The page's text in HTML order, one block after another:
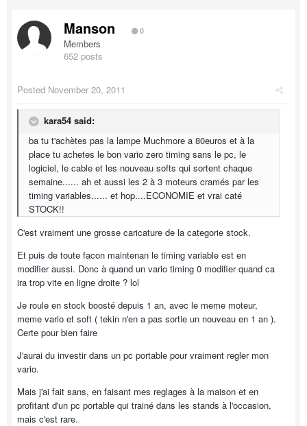
Manson 0
Members
652 posts
Posted November 20, 2011
kara54 said:
ba tu t'achètes pas la lampe Muchmore a 80euros et à la
place tu achetes le bon vario zero timing sans le pc, le
logiciel, le cable et les nouveau softs qui sortent chaque
semaine...... ah et aussi les 2 à 3 moteurs cramés par les
timing variables...... et hop....ECONOMIE et vrai caté
STOCK!!
C'est vraiment une grosse caricature de la categorie stock.
Et puis de toute facon maintenan le timing variable est en
modifier aussi. Donc à quand un vario timing 0 modifier quand ca
ira trop vite en ligne droite ? lol
Je roule en stock boosté depuis 1 an, avec le meme moteur,
meme vario et soft ( tekin n'en a pas sortie un nouveau en 1 an ).
Certe pour bien faire
J'aurai du investir dans un pc portable pour vraiment regler mon
vario.
Mais j'ai fait sans, en faisant mes reglages à la maison et en
profitant d'un pc portable qui trainé dans les stands à l'occasion,
mais c'est rare.